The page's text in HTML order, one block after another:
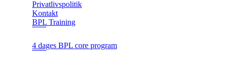
Privatlivspolitik
Kontakt
BPL Training
4 dages BPL core program